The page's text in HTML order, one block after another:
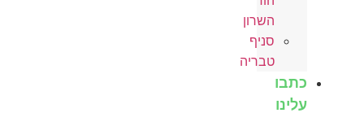
השרון
סניף
טבריה
כתבו
עלינו